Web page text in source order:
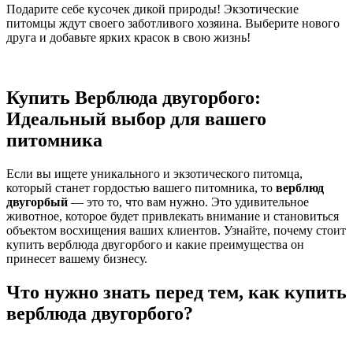
Подарите себе кусочек дикой природы! Экзотические
питомцы ждут своего заботливого хозяина. Выберите нового
друга и добавьте ярких красок в свою жизнь!
Купить Верблюда двугорбого:
Идеальный выбор для вашего
питомника
Если вы ищете уникального и экзотического питомца,
который станет гордостью вашего питомника, то верблюд
двугорбый — это то, что вам нужно. Это удивительное
животное, которое будет привлекать внимание и становиться
объектом восхищения ваших клиентов. Узнайте, почему стоит
купить верблюда двугорбого и какие преимущества он
принесет вашему бизнесу.
Что нужно знать перед тем, как купить
верблюда двугорбого?